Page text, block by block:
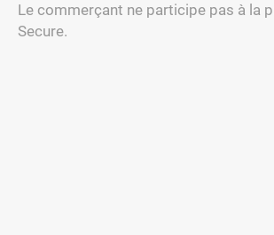
Le commerçant ne participe pas à la
Secure.